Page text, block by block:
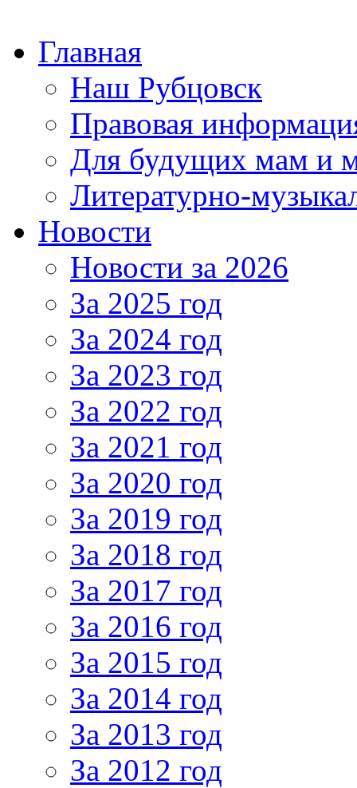
Главная
Наш Рубцовск
Правовая
Для будущих мам и
Литературно-
Новости
Новости за 2026
За 2025 год
За 2024 год
За 2023 год
За 2022 год
За 2021 год
За 2020 год
За 2019 год
За 2018 год
За 2017 год
За 2016 год
За 2015 год
За 2014 год
За 2013 год
За 2012 год